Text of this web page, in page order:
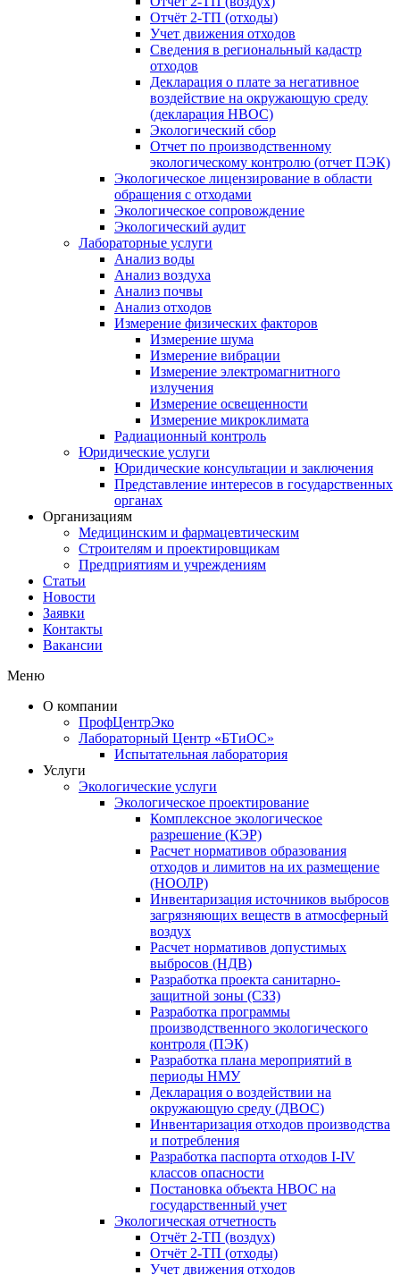
Отчёт 2-ТП (отходы)
Учет движения отходов
Сведения в региональный кадастр
отходов
Декларация о плате за негативное
воздействие на окружающую среду
(декларация НВОС)
Экологический сбор
Отчет по производственному
экологическому контролю (отчет ПЭК)
Экологическое лицензирование в области
обращения с отходами
Экологическое сопровождение
Экологический аудит
Лабораторные услуги
Анализ воды
Анализ воздуха
Анализ почвы
Анализ отходов
Измерение физических факторов
Измерение шума
Измерение вибрации
Измерение электромагнитного
излучения
Измерение освещенности
Измерение микроклимата
Радиационный контроль
Юридические услуги
Юридические консультации и заключения
Представление интересов в государственных
органах​
Организациям
Медицинским и фармацевтическим
Строителям и проектировщикам
Предприятиям и учреждениям
Статьи
Новости
Заявки
Контакты
Вакансии
Меню
О компании
ПрофЦентрЭко
Лабораторный Центр «БТиОС»
Испытательная лаборатория
Услуги
Экологические услуги
Экологическое проектирование
Комплексное экологическое
разрешение (КЭР)
Расчет нормативов образования
отходов и лимитов на их размещение
(НООЛР)
Инвентаризация источников выбросов
загрязняющих веществ в атмосферный
воздух
Расчет нормативов допустимых
выбросов (НДВ)
Разработка проекта санитарно-
защитной зоны (СЗЗ)
Разработка программы
производственного экологического
контроля (ПЭК)
Разработка плана мероприятий в
периоды НМУ
Декларация о воздействии на
окружающую среду (ДВОС)
Инвентаризация отходов производства
и потребления
Разработка паспорта отходов I-IV
классов опасности
Постановка объекта НВОС на
государственный учет
Экологическая отчетность
Отчёт 2-ТП (воздух)
Отчёт 2-ТП (отходы)
Учет движения отходов